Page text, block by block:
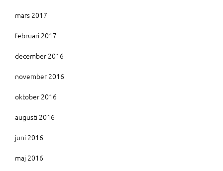
mars 2017
februari 2017
december 2016
november 2016
oktober 2016
augusti 2016
juni 2016
maj 2016